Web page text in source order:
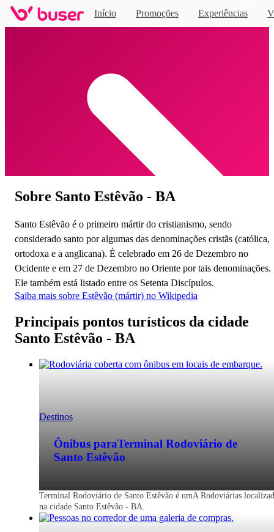
Início Promoções Experiências
Home
Destinos
Sobre Santo Estêvão - BA
Santo Estêvão é o primeiro mártir do cristianismo, sendo
considerado santo por algumas das denominações cristãs (católica,
ortodoxa e a anglicana). É celebrado em 26 de Dezembro no
Ocidente e em 27 de Dezembro no Oriente por tais denominações.
Ele também está listado entre os Setenta Discípulos.
Saiba mais sobre Estêvão (mártir) no Wikipedia
Principais pontos turísticos da cidade
Santo Estêvão - BA
Ônibus paraTerminal Rodoviário de
Santo Estêvão
Terminal Rodoviário de Santo Estêvão é umA Rodoviárias
na cidade Santo Estêvão - BA.